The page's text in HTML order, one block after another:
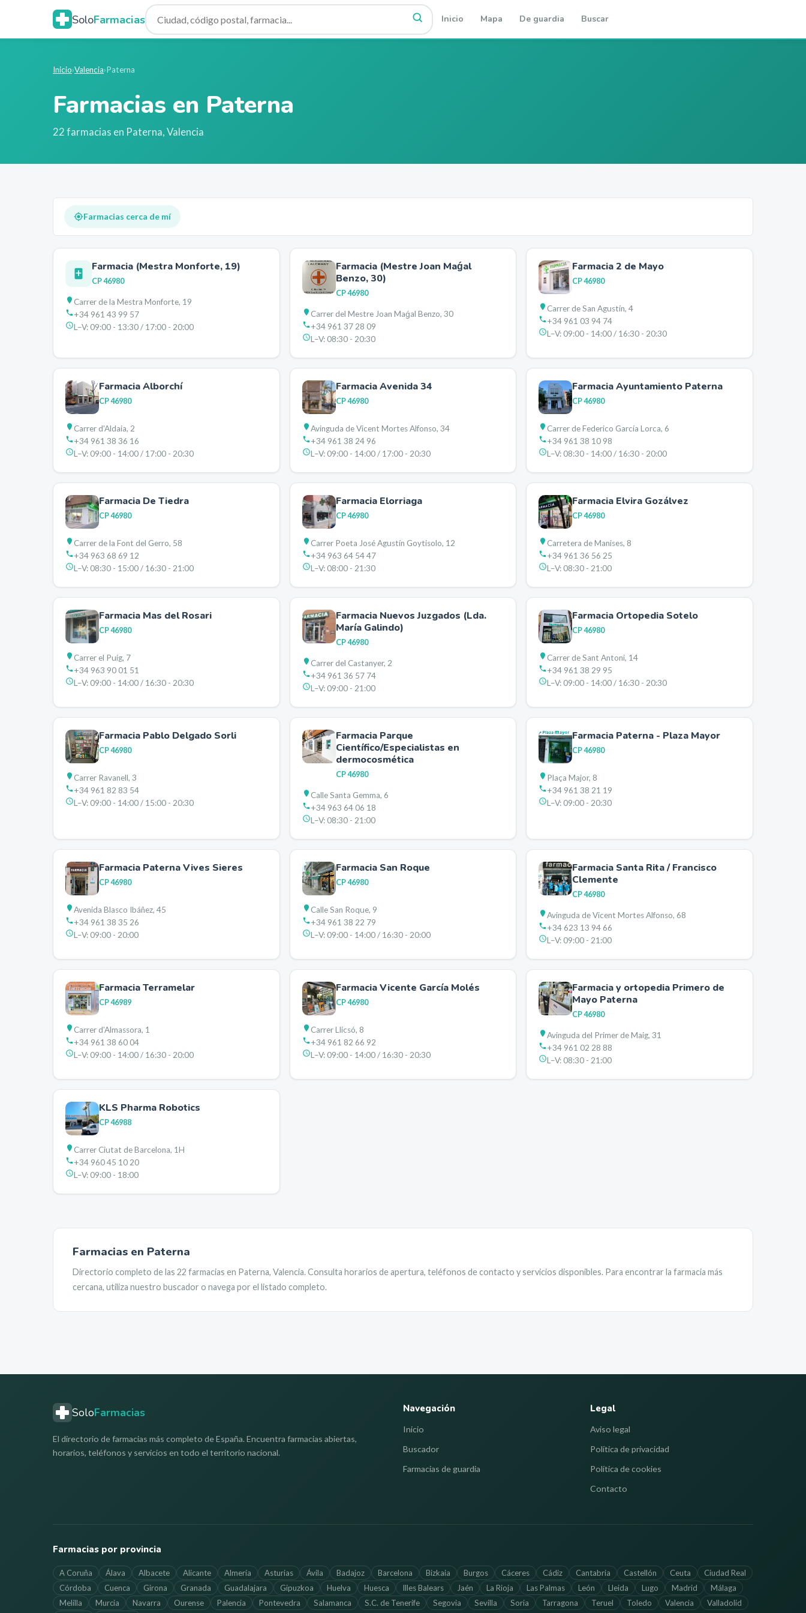
SoloFarmacias Inicio Mapa De guardia Buscar
Inicio›Valencia›Paterna
Farmacias en Paterna
22farmacias en Paterna,Valencia
Farmacias cerca de mí
Farmacia (Mestra Monforte, 19)
CP46980
Carrer de la Mestra Monforte, 19
+34 961 43 99 57
L–V:09:00 - 13:30 / 17:00 - 20:00
Farmacia (Mestre Joan Maǵal
Benzo, 30)
CP46980
Carrer del Mestre Joan Maǵal Benzo, 30
+34 961 37 28 09
L–V:08:30 - 20:30
Farmacia 2 de Mayo
CP46980
Carrer de San Agustín, 4
+34 961 03 94 74
L–V:09:00 - 14:00 / 16:30 - 20:30
Farmacia Alborchí
CP46980
Carrer d'Aldaia, 2
+34 961 38 36 16
L–V:09:00 - 14:00 / 17:00 - 20:30
Farmacia Avenida 34
CP46980
Avinguda de Vicent Mortes Alfonso, 34
+34 961 38 24 96
L–V:09:00 - 14:00 / 17:00 - 20:30
Farmacia Ayuntamiento Paterna
CP46980
Carrer de Federico García Lorca, 6
+34 961 38 10 98
L–V:08:30 - 14:00 / 16:30 - 20:00
Farmacia De Tiedra
CP46980
Carrer de la Font del Gerro, 58
+34 963 68 69 12
L–V:08:30 - 15:00 / 16:30 - 21:00
Farmacia Elorriaga
CP46980
Carrer Poeta José Agustín Goytisolo, 12
+34 963 64 54 47
L–V:08:00 - 21:30
Farmacia Elvira Gozálvez
CP46980
Carretera de Manises, 8
+34 961 36 56 25
L–V:08:30 - 21:00
Farmacia Mas del Rosari
CP46980
Carrer el Puig, 7
+34 963 90 01 51
L–V:09:00 - 14:00 / 16:30 - 20:30
Farmacia Nuevos Juzgados (Lda.
María Galindo)
CP46980
Carrer del Castanyer, 2
+34 961 36 57 74
L–V:09:00 - 21:00
Farmacia Ortopedia Sotelo
CP46980
Carrer de Sant Antoni, 14
+34 961 38 29 95
L–V:09:00 - 14:00 / 16:30 - 20:30
Farmacia Pablo Delgado Sorli
CP46980
Carrer Ravanell, 3
+34 961 82 83 54
L–V:09:00 - 14:00 / 15:00 - 20:30
Farmacia Parque
Científico/Especialistas en
dermocosmética
CP46980
Calle Santa Gemma, 6
+34 963 64 06 18
L–V:08:30 - 21:00
Farmacia Paterna - Plaza Mayor
CP46980
Plaça Major, 8
+34 961 38 21 19
L–V:09:00 - 20:30
Farmacia Paterna Vives Sieres
CP46980
Avenida Blasco Ibáñez, 45
+34 961 38 35 26
L–V:09:00 - 20:00
Farmacia San Roque
CP46980
Calle San Roque, 9
+34 961 38 22 79
L–V:09:00 - 14:00 / 16:30 - 20:00
Farmacia Santa Rita / Francisco
Clemente
CP46980
Avinguda de Vicent Mortes Alfonso, 68
+34 623 13 94 66
L–V:09:00 - 21:00
Farmacia Terramelar
CP46989
Carrer d'Almassora, 1
+34 961 38 60 04
L–V:09:00 - 14:00 / 16:30 - 20:00
Farmacia Vicente García Molés
CP46980
Carrer Llicsó, 8
+34 961 82 66 92
L–V:09:00 - 14:00 / 16:30 - 20:30
Farmacia y ortopedia Primero de
Mayo Paterna
CP46980
Avinguda del Primer de Maig, 31
+34 961 02 28 88
L–V:08:30 - 21:00
KLS Pharma Robotics
CP46988
Carrer Ciutat de Barcelona, 1H
+34 960 45 10 20
L–V:09:00 - 18:00
Farmacias en Paterna
Directorio completo de las 22 farmacias en Paterna, Valencia. Consulta horarios de apertura, teléfonos de contacto y servicios disponibles. Para encontrar la farmacia más
cercana, utiliza nuestro buscador o navega por el listado completo.
SoloFarmacias
El directorio de farmacias más completo de España. Encuentra farmacias abiertas,
horarios, teléfonos y servicios en todo el territorio nacional.
Navegación
Inicio
Buscador
Farmacias de guardia
Legal
Aviso legal
Política de privacidad
Política de cookies
Contacto
Farmacias por provincia
A Coruña Álava Albacete Alicante Almería Asturias Ávila Badajoz Barcelona Bizkaia Burgos Cáceres Cádiz Cantabria Castellón Ceuta
Ciudad Real
Córdoba
Cuenca Girona Granada Guadalajara Gipuzkoa Huelva Huesca Illes Balears Jaén La Rioja Las Palmas León Lleida Lugo Madrid
Málaga
Melilla
Murcia Navarra Ourense Palencia Pontevedra Salamanca S.C. de Tenerife Segovia Sevilla Soria Tarragona Teruel Toledo Valencia Valladolid